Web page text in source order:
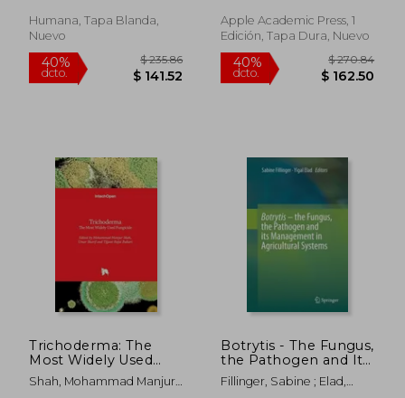
45%
dcto. $ 26.61
40%
dcto. $
Humana, Tapa Blanda,
Nuevo
Apple Academic Press, 1
Edición, Tapa Dura, Nuevo
Trichoderma: The
Most Widely Used
Fungicide (en Inglés)
Shah, Mohammad Manjur ;
Botrytis - The Fungus,
the Pathogen and Its
Management in
Agricultural Systems
Fillinger, Sabine ; Elad,